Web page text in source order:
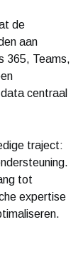
de
aan
365, Teams,
centraal
traject:
tot
expertise